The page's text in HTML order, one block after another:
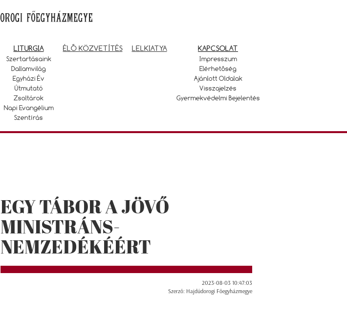
LITURGIA
Szertartásaink
Dallamvilág
Egyházi Év
Útmutató
Zsoltárok
Napi Evangélium
Szentírás
ÉLŐ KÖZVETÍTÉS LELKIATYA KAPCSOLAT
Impresszum
Elérhetőség
Ajánlott Oldalak
Visszajelzés
Gyermekvédelmi Bejelentés
EGY TÁBOR A JÖVŐ
MINISTRÁNS-
NEMZEDÉKÉÉRT
2023-08-03 10:47:03
Szerző: Hajdúdorogi Főegyházmegye